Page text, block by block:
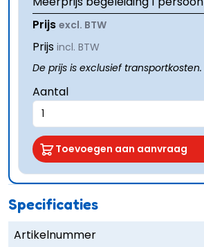
Prijs excl. BTW
Prijs incl. BTW
De prijs is exclusief transportkosten.
Aantal
Toevoegen aan aanvraag
Specificaties
Artikelnummer